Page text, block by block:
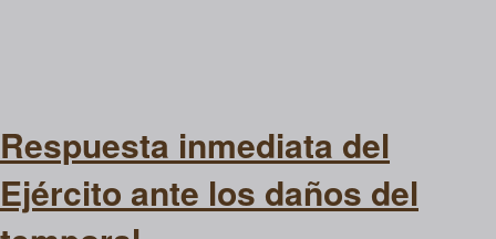
Respuesta inmediata del
Ejército ante los daños del